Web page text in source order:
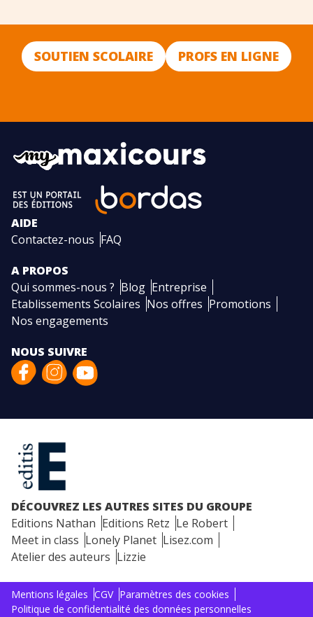
SOUTIEN SCOLAIRE PROFS EN LIGNE
AIDE
Contactez-nous FAQ
A PROPOS
Qui sommes-nous ? Blog Entreprise
Etablissements Scolaires Nos offres Promotions
Nos engagements
NOUS SUIVRE
DÉCOUVREZ LES AUTRES SITES DU GROUPE
Editions Nathan Editions Retz Le Robert
Meet in class Lonely Planet Lisez.com
Atelier des auteurs Lizzie
Mentions légales CGV Paramètres des cookies
Politique de confidentialité des données personnelles